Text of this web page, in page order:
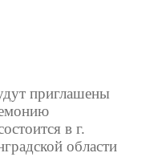
приглашены
в г.
области